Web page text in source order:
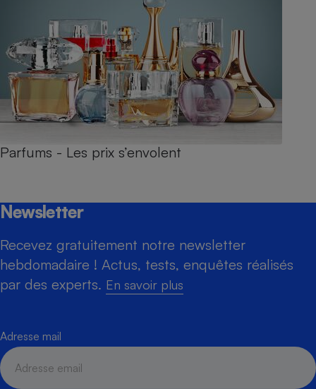
Parfums - Les prix s’envolent
Newsletter
Recevez gratuitement notre newsletter
hebdomadaire ! Actus, tests, enquêtes réalisés
par des experts. En savoir plus
Adresse mail